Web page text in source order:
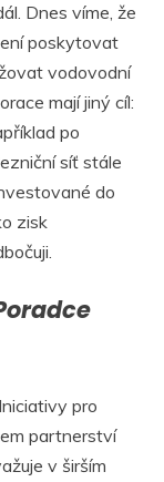
Dnes víme, že
poskytovat
vodovodní
mají jiný cíl:
po
síť stále
do
zisk
pro
partnerství
v širším